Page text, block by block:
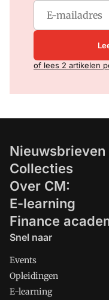
of lees 2 artikelen
Nieuwsbrieven
Collecties
Over CM:
E-learning
Finance
Snel naar
Events
Opleidingen
E-learning